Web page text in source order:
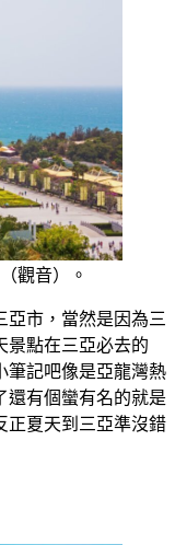
觀音）。
亞市，當然是因為三
景點在三亞必去的
筆記吧像是亞龍灣熱
還有個蠻有名的就是
正夏天到三亞準沒錯